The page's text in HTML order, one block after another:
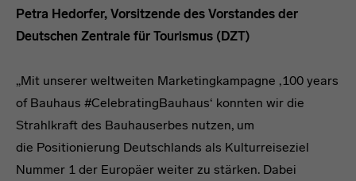
Petra Hedorfer, Vorsitzende des Vorstandes der
Deutschen Zentrale für Tourismus (DZT)
„Mit unserer weltweiten Marketingkampagne ‚100 years
of Bauhaus #CelebratingBauhaus‘ konnten wir die
Strahlkraft des Bauhauserbes nutzen, um
die Positionierung Deutschlands als Kulturreiseziel
Nummer 1 der Europäer weiter zu stärken. Dabei